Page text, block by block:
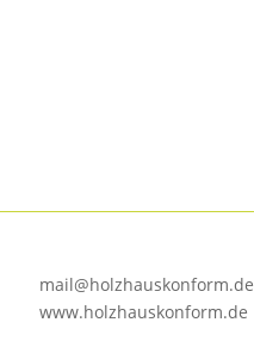
mail@holzhauskonform.de
www.holzhauskonform.de